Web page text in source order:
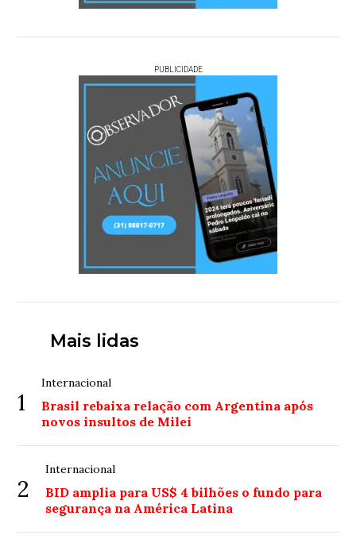
PUBLICIDADE
Mais lidas
1
Internacional
Brasil rebaixa relação com Argentina após
novos insultos de Milei
2
Internacional
BID amplia para US$ 4 bilhões o fundo para
segurança na América Latina